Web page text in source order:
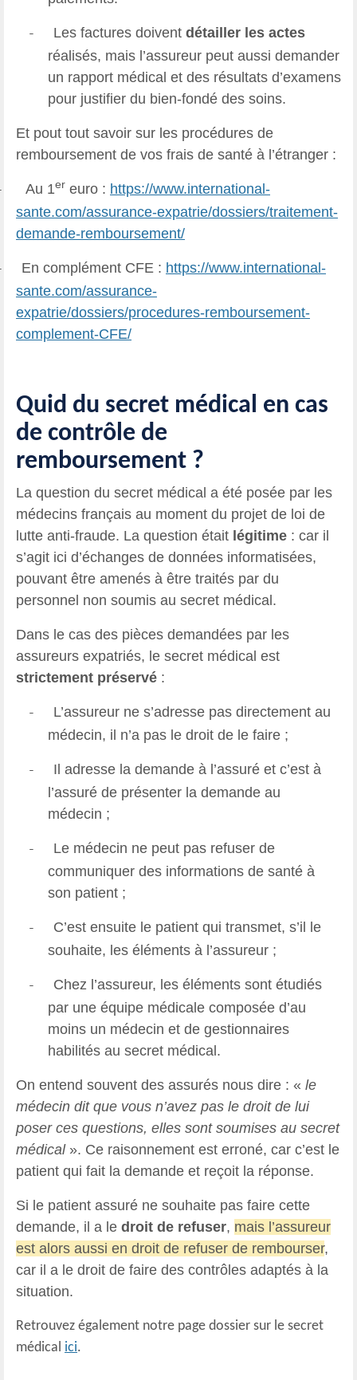
- Les factures doivent détailler les actes
réalisés, mais l’assureur peut aussi demander
un rapport médical et des résultats d’examens
pour justifier du bien-fondé des soins.
Et pout tout savoir sur les procédures de
remboursement de vos frais de santé à l’étranger :
Au 1er euro : https://www.international-
sante.com/assurance-expatrie/dossiers/traitement-
demande-remboursement/
En complément CFE : https://www.international-
sante.com/assurance-
expatrie/dossiers/procedures-remboursement-
complement-CFE/
Quid du secret médical en cas
de contrôle de
remboursement ?
La question du secret médical a été posée par les
médecins français au moment du projet de loi de
lutte anti-fraude. La question était légitime : car il
s’agit ici d’échanges de données informatisées,
pouvant être amenés à être traités par du
personnel non soumis au secret médical.
Dans le cas des pièces demandées par les
assureurs expatriés, le secret médical est
strictement préservé :
-
L’assureur ne s’adresse pas directement au
médecin, il n’a pas le droit de le faire ;
-
Il adresse la demande à l’assuré et c’est à
l’assuré de présenter la demande au
médecin ;
-
Le médecin ne peut pas refuser de
communiquer des informations de santé à
son patient ;
-
C’est ensuite le patient qui transmet, s’il le
souhaite, les éléments à l’assureur ;
-
Chez l’assureur, les éléments sont étudiés
par une équipe médicale composée d’au
moins un médecin et de gestionnaires
habilités au secret médical.
On entend souvent des assurés nous dire : « le
médecin dit que vous n’avez pas le droit de lui
poser ces questions, elles sont soumises au secret
médical ». Ce raisonnement est erroné, car c’est le
patient qui fait la demande et reçoit la réponse.
Si le patient assuré ne souhaite pas faire cette
demande, il a le droit de refuser, mais l’assureur
est alors aussi en droit de refuser de rembourser,
car il a le droit de faire des contrôles adaptés à la
situation.
Retrouvez également notre page dossier sur le secret
médical ici.